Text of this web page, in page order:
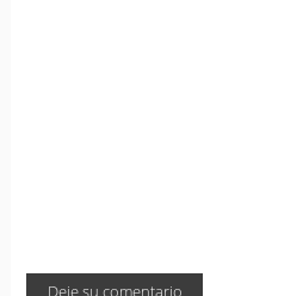
Deje su comentario